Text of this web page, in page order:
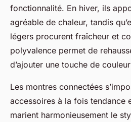
fonctionnalité. En hiver, ils
agréable de chaleur, tandis
légers procurent fraîcheur et
polyvalence permet de
d’ajouter une touche de
Les montres connectées
accessoires à la fois tendance
marient harmonieusement le